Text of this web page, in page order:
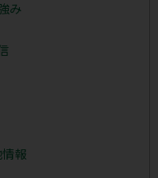
み
報